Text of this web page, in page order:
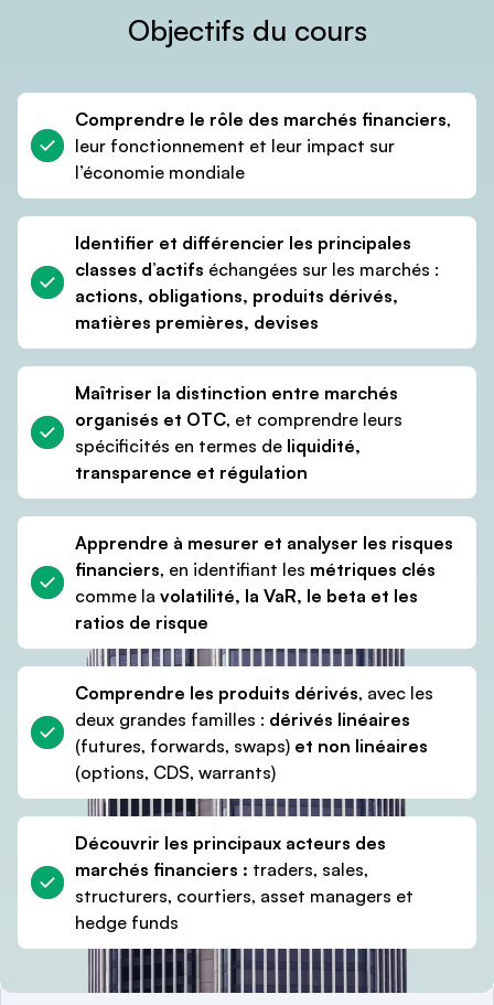
recherchent dans les domaines :
Quant – Trading – Structuring – Sales –
Gestion de Portefeuille – Gestion des Risques
4 sections 14 vidéos
Objectifs du cours
Comprendre le rôle des marchés financiers,
leur fonctionnement et leur impact sur
l’économie mondiale
Identifier et différencier les principales
classes d’actifs échangées sur les marchés :
actions, obligations, produits dérivés,
matières premières, devises
Maîtriser la distinction entre marchés
organisés et OTC, et comprendre leurs
spécificités en termes de liquidité,
transparence et régulation
Apprendre à mesurer et analyser les risques
financiers, en identifiant les métriques clés
comme la volatilité, la VaR, le beta et les
ratios de risque
Comprendre les produits dérivés, avec les
deux grandes familles : dérivés linéaires
(futures, forwards, swaps) et non linéaires
(options, CDS, warrants)
Découvrir les principaux acteurs des
marchés financiers : traders, sales,
structurers, courtiers, asset managers et
hedge funds